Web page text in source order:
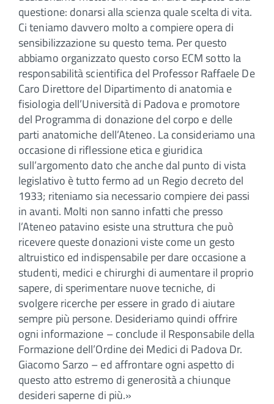
questione: donarsi alla scienza quale scelta di vita.
Ci teniamo davvero molto a compiere opera di
sensibilizzazione su questo tema. Per questo
abbiamo organizzato questo corso ECM sotto la
responsabilità scientifica del Professor Raffaele De
Caro Direttore del Dipartimento di anatomia e
fisiologia dell’Università di Padova e promotore
del Programma di donazione del corpo e delle
parti anatomiche dell’Ateneo. La consideriamo una
occasione di riflessione etica e giuridica
sull’argomento dato che anche dal punto di vista
legislativo è tutto fermo ad un Regio decreto del
1933; riteniamo sia necessario compiere dei passi
in avanti. Molti non sanno infatti che presso
l’Ateneo patavino esiste una struttura che può
ricevere queste donazioni viste come un gesto
altruistico ed indispensabile per dare occasione a
studenti, medici e chirurghi di aumentare il proprio
sapere, di sperimentare nuove tecniche, di
svolgere ricerche per essere in grado di aiutare
sempre più persone. Desideriamo quindi offrire
ogni informazione – conclude il Responsabile della
Formazione dell’Ordine dei Medici di Padova Dr.
Giacomo Sarzo – ed affrontare ogni aspetto di
questo atto estremo di generosità a chiunque
desideri saperne di più.»